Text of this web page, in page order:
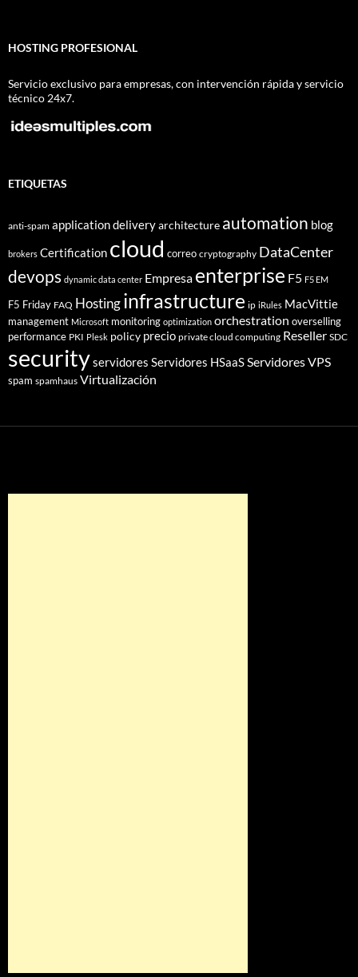
HOSTING PROFESIONAL
Servicio exclusivo para empresas, con intervención rápida y servicio
técnico 24x7.
ETIQUETAS
anti-spam application deliveryarchitecture automation blog
brokers Certification cloud correo cryptography DataCenter
devops dynamic data center Empresa enterprise F5 F5 EM
F5 Friday FAQ Hostinginfrastructure ip iRules MacVittie
management Microsoft monitoring optimization orchestration overselling
performance PKI Plesk policy precio private cloud computing Reseller SDC
securityservidores Servidores HSaaSServidores VPS
spam spamhaus Virtualización